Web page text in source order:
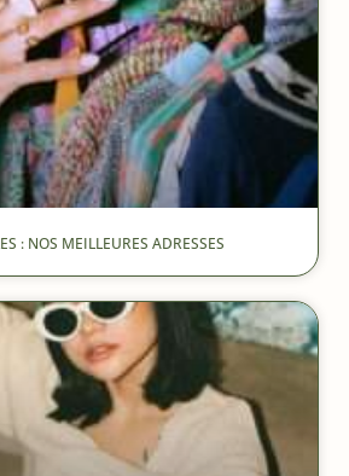
: NOS MEILLEURES ADRESSES